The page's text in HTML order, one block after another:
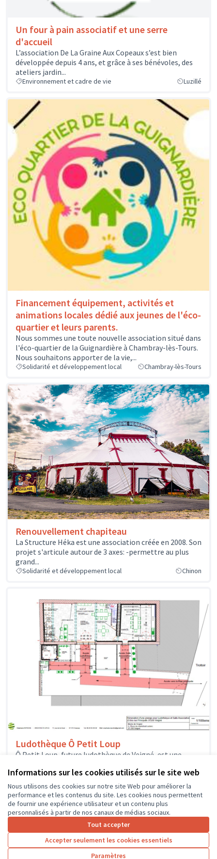
Informations sur les cookies utilisés sur le site web
Nous utilisons des cookies sur notre site Web pour améliorer la
performance et les contenus du site. Les cookies nous permettent
de fournir une expérience utilisateur et un contenu plus
personnalisés à partir de nos canaux de médias sociaux.
Tout accepter
Accepter seulement les cookies essentiels
Paramètres
Un four à pain associatif et une serre
d'accueil
L’association De La Graine Aux Copeaux s’est bien
développée depuis 4 ans, et grâce à ses bénévoles, des
ateliers jardin...
Environnement et cadre de vie Luzillé
Financement équipement, activités et
animations locales dédié aux jeunes de l'éco-
quartier et leurs parents.
Nous sommes une toute nouvelle association situé dans
l'éco-quartier de la Guignardière à Chambray-lès-Tours.
Nous souhaitons apporter de la vie,...
Solidarité et développement local Chambray-lès-Tours
Renouvellement chapiteau
La Structure Héka est une association créée en 2008. Son
projet s'articule autour de 3 axes: -permettre au plus
grand...
Solidarité et développement local Chinon
Ludothèque Ô Petit Loup
Ô Petit Loup, future ludothèque de Veigné, est une
enthousiastes qui veulent proposer...
Solidarité et développement local Veigné
Résultats par page : 25
1 2 3 4